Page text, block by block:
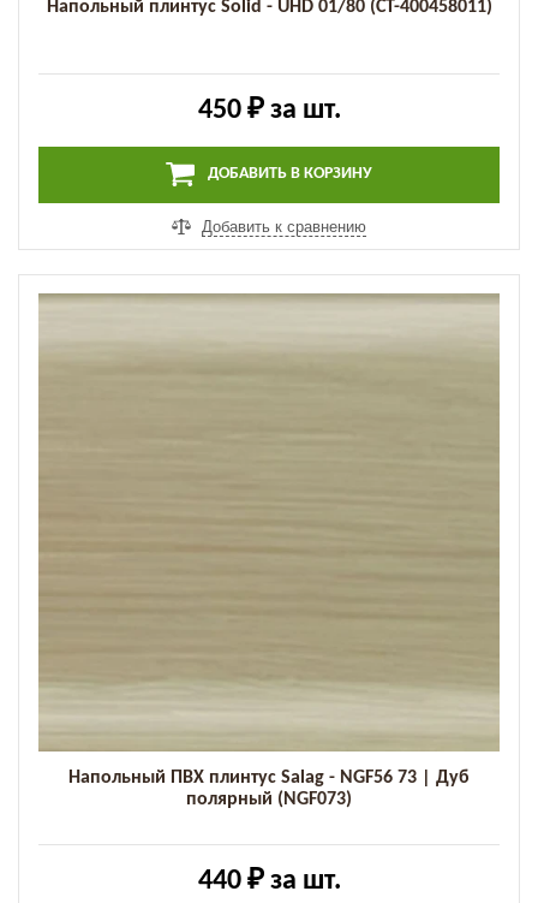
Напольный плинтус Solid - UHD 01/80 (СТ-400458011)
450 ₽за шт.
ДОБАВИТЬ В КОРЗИНУ
Добавить к сравнению
Напольный ПВХ плинтус Salag - NGF56 73 | Дуб
полярный (NGF073)
440 ₽за шт.